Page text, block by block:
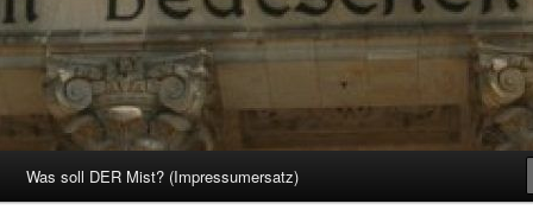
Was soll DER Mist? (Impressumersatz)